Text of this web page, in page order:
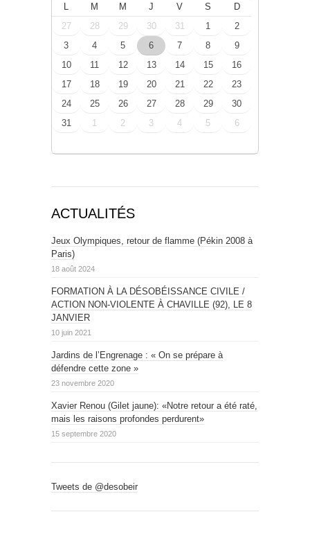
M M J V S
D
27
28 29 30 31 1
2
3
4 5 6 7 8
9
10
11 12 13 14 15
16
17
18 19 20 21 22
23
24
25 26 27 28 29
30
31
1 2 3 4 5 6
ACTUALITÉS
Jeux Olympiques, retour de flamme (Pékin 2008 à
Paris)
18 août 2024
FORMATION À LA DÉSOBÉISSANCE CIVILE /
ACTION NON-VIOLENTE À CHAVILLE (92), LE 8
JANVIER
10 juin 2021
Jardins de l’Engrenage : « On se prépare à
défendre cette zone »
23 novembre 2020
Xavier Renou (Gilet jaune): «Notre retour a été raté,
mais les raisons profondes perdurent»
15 septembre 2020
Tweets de @desobeir